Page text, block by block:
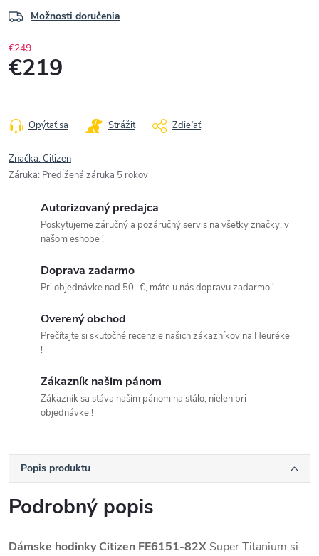
Možnosti doručenia
€249
€219
cena:
Opýtať sa Strážiť Zdieľať
Značka:Citizen
Záruka: Predĺžená záruka 5 rokov
Autorizovaný predajca
Poskytujeme záručný a pozáručný servis na všetky značky, v
našom eshope !
Doprava zadarmo
Pri objednávke nad 50,-€, máte u nás dopravu zadarmo !
Overený obchod
Prečítajte si skutočné recenzie našich zákazníkov na Heuréke
!
Zákazník našim pánom
Zákazník sa stáva naším pánom na stálo, nielen pri
objednávke !
Popis produktu
Podrobný popis
Dámske hodinky Citizen FE6151-82X Super Titanium si